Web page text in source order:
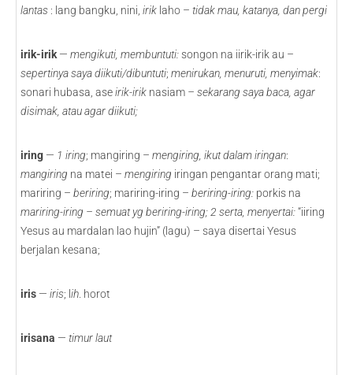
lantas : lang bangku, nini, irik laho – tidak mau, katanya, dan pergi
irik-irik — mengikuti, membuntuti:songon na iirik-irik au –
sepertinya saya diikuti/dibuntuti; menirukan, menuruti, menyimak:
sonari hubasa, aseirik-irik nasiam – sekarang saya baca, agar
disimak, atau agar diikuti;
iring — 1 iring; mangiring – mengiring, ikut dalam iringan:
mangiring na matei – mengiring iringan pengantar orang mati;
mariring – beriring; mariring-iring – beriring-iring: porkis na
mariring-iring – semuat yg beriring-iring; 2 serta, menyertai:“iiring
Yesus au mardalan lao hujin” (lagu) – saya disertai Yesus
berjalan kesana;
iris — iris; l ih . horot
irisana — timur laut